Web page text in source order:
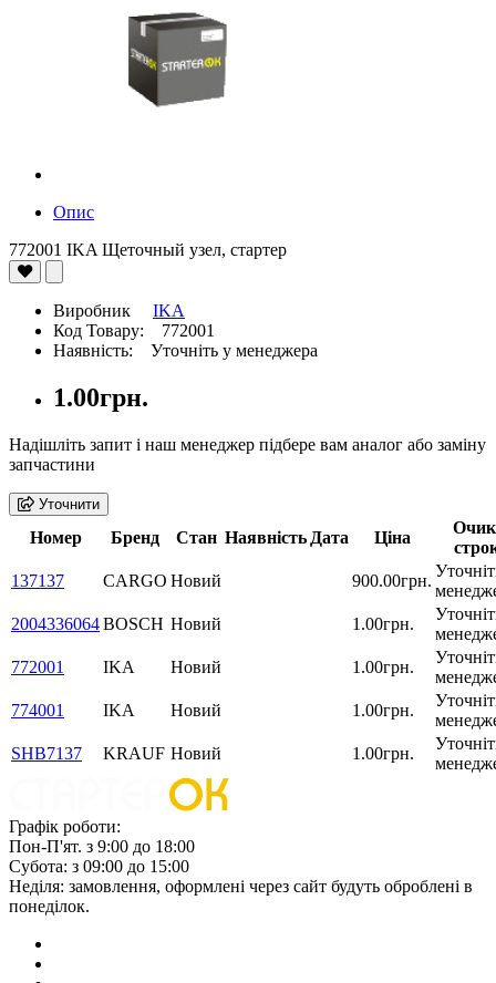
Опис
772001 IKA Щеточный узел, стартер
Виробник IKA
Код Товару: 772001
Наявність: Уточніть у менеджера
1.00грн.
Надішліть запит і наш менеджер підбере вам аналог або заміну
запчастини
Уточнити
Номер Бренд Стан Наявність Дата Ціна
137137
CARGO Новий 900.00грн.
2004336064BOSCH Новий 1.00грн.
772001
IKA Новий 1.00грн.
774001
IKA Новий 1.00грн.
SHB7137
KRAUF Новий 1.00грн.
Графік роботи:
Пон-П'ят. з 9:00 до 18:00
Субота: з 09:00 до 15:00
Неділя: замовлення, оформлені через сайт будуть оброблені в
понеділок.